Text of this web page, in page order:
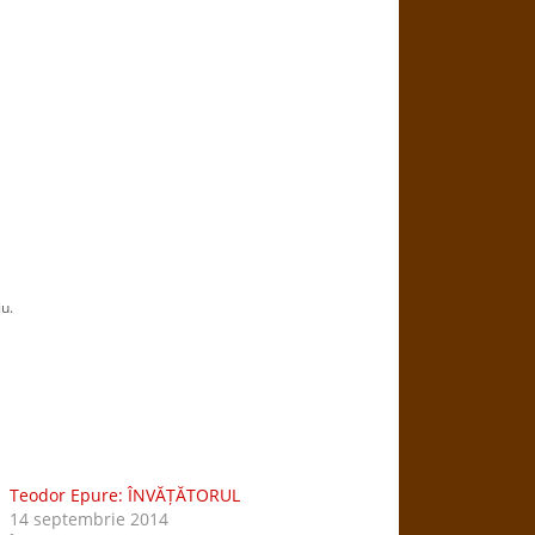
Teodor Epure: ÎNVĂȚĂTORUL
14 septembrie 2014